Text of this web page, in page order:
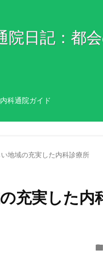
院日記：都
科通院ガイド
地域の充実した内科診療所
充実した内
folder